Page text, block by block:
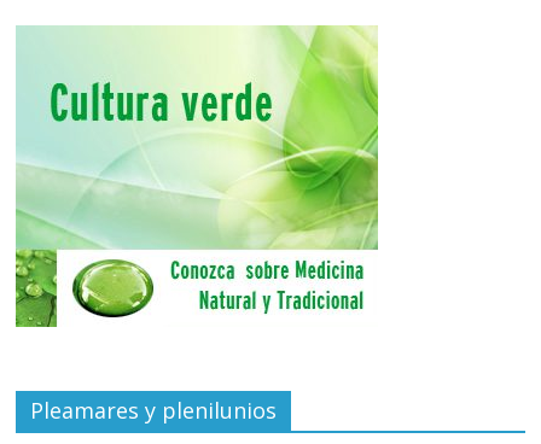
Pleamares y plenilunios